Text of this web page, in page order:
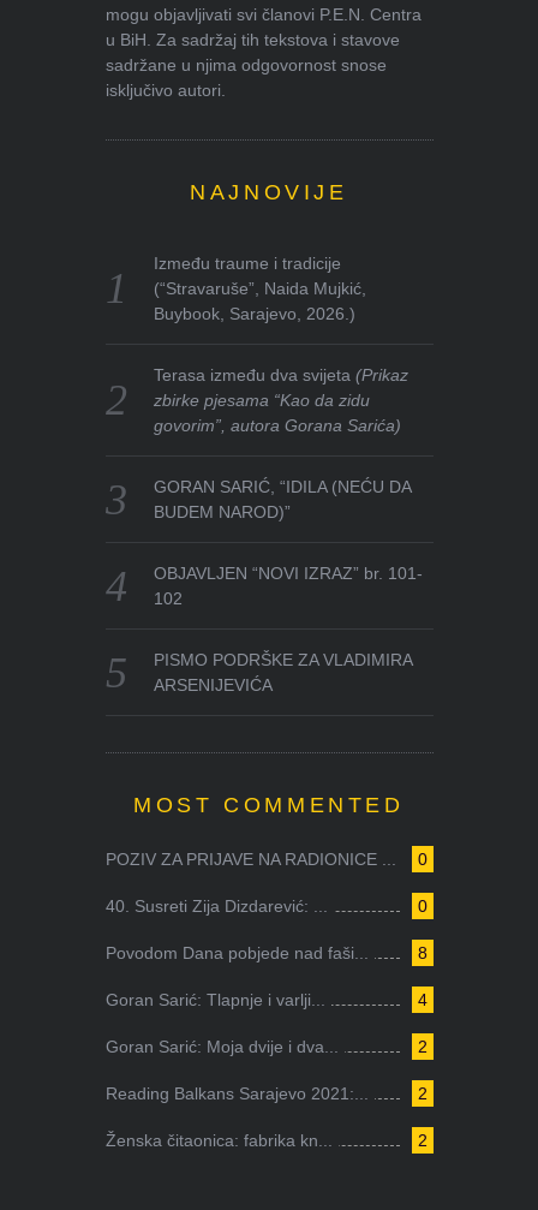
mogu objavljivati svi članovi P.E.N. Centra
u BiH. Za sadržaj tih tekstova i stavove
sadržane u njima odgovornost snose
isključivo autori.
NAJNOVIJE
Između traume i tradicije
(“Stravaruše”, Naida Mujkić,
Buybook, Sarajevo, 2026.)
Terasa između dva svijeta(Prikaz
zbirke pjesama “Kao da zidu
govorim”, autora Gorana Sarića)
GORAN SARIĆ, “IDILA (NEĆU DA
BUDEM NAROD)”
OBJAVLJEN “NOVI IZRAZ” br. 101-
102
PISMO PODRŠKE ZA VLADIMIRA
ARSENIJEVIĆA
MOST COMMENTED
0
POZIV ZA PRIJAVE NA RADIONICE ...
0
40. Susreti Zija Dizdarević: ...
8
Povodom Dana pobjede nad faši...
4
Goran Sarić: Tlapnje i varlji...
2
Goran Sarić: Moja dvije i dva...
2
Reading Balkans Sarajevo 2021:...
2
Ženska čitaonica: fabrika kn...